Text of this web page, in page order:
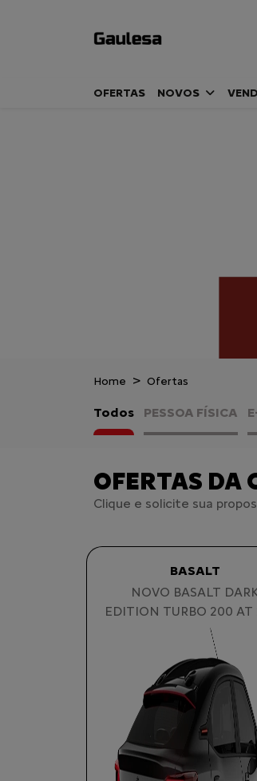
OFERTAS NOVOS
Home Ofertas
Todos PESSOA FÍSICA
OFERTAS DA
Clique e solicite sua
BASALT
NOVO BASALT
EDITION TURBO 200 AT